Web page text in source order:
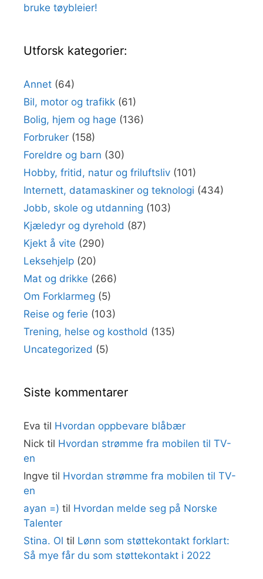
bruke tøybleier!
Utforsk kategorier:
Annet (64)
Bil, motor og trafikk (61)
Bolig, hjem og hage (136)
Forbruker (158)
Foreldre og barn (30)
Hobby, fritid, natur og friluftsliv (101)
Internett, datamaskiner og teknologi (434)
Jobb, skole og utdanning (103)
Kjæledyr og dyrehold (87)
Kjekt å vite (290)
Leksehjelp (20)
Mat og drikke (266)
Om Forklarmeg (5)
Reise og ferie (103)
Trening, helse og kosthold (135)
Uncategorized (5)
Siste kommentarer
Eva til Hvordan oppbevare blåbær
Nick til Hvordan strømme fra mobilen til TV-
en
Ingve til Hvordan strømme fra mobilen til TV-
en
ayan =) til Hvordan melde seg på Norske
Talenter
Stina. Ol til Lønn som støttekontakt forklart:
Så mye får du som støttekontakt i 2022